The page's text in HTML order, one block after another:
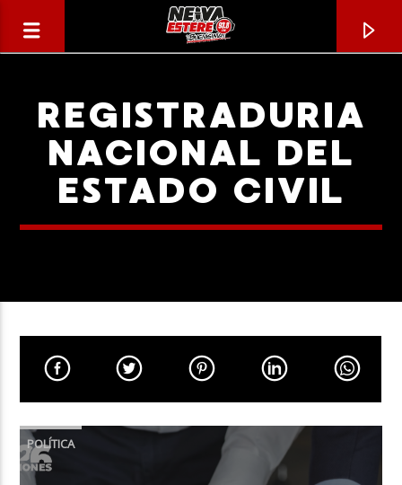
CANCIÓN ACTUAL
TÍTULO
REGISTRADURIA
NACIONAL DEL
ESTADO CIVIL
POLÍTICA